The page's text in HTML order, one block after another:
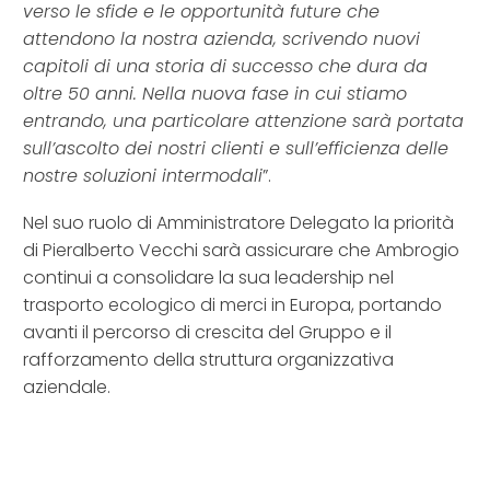
verso le sfide e le opportunità future che
attendono la nostra azienda, scrivendo nuovi
capitoli di una storia di successo che dura da
oltre 50 anni. Nella nuova fase in cui stiamo
entrando, una particolare attenzione sarà portata
sull’ascolto dei nostri clienti e sull’efficienza delle
nostre soluzioni intermodali”.
Nel suo ruolo di Amministratore Delegato la priorità
di Pieralberto Vecchi sarà assicurare che Ambrogio
continui a consolidare la sua leadership nel
trasporto ecologico di merci in Europa, portando
avanti il percorso di crescita del Gruppo e il
rafforzamento della struttura organizzativa
aziendale.